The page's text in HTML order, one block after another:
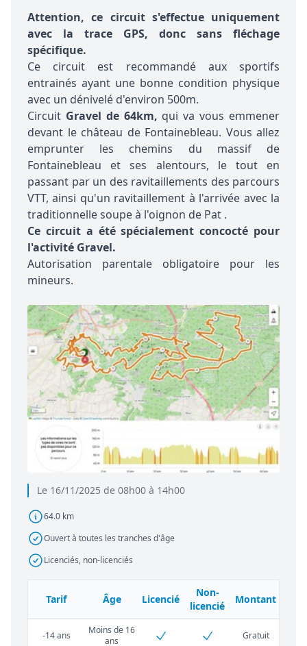
Le 16/11/2025 de 08h00 à 14h00
64.0 km
Ouvert à toutes les tranches d'âge
Licenciés, non-licenciés
Attention, ce circuit s'effectue uniquement
avec la trace GPS, donc sans fléchage
spécifique.
Ce circuit est recommandé aux sportifs
entrainés ayant une bonne condition physique
avec un dénivelé d'environ 500m.
Circuit Gravel de 64km, qui va vous emmener
devant le château de Fontainebleau. Vous allez
emprunter les chemins du massif de
Fontainebleau et ses alentours, le tout en
passant par un des ravitaillements des parcours
VTT, ainsi qu'un ravitaillement à l'arrivée avec la
traditionnelle soupe à l'oignon de Pat .
Ce circuit a été spécialement concocté pour
l'activité Gravel.
Autorisation parentale obligatoire pour les
mineurs.
Tarif Âge Licencié
Non-
licencié
Montant
-14 ans
Moins de 16
ans
Gratuit